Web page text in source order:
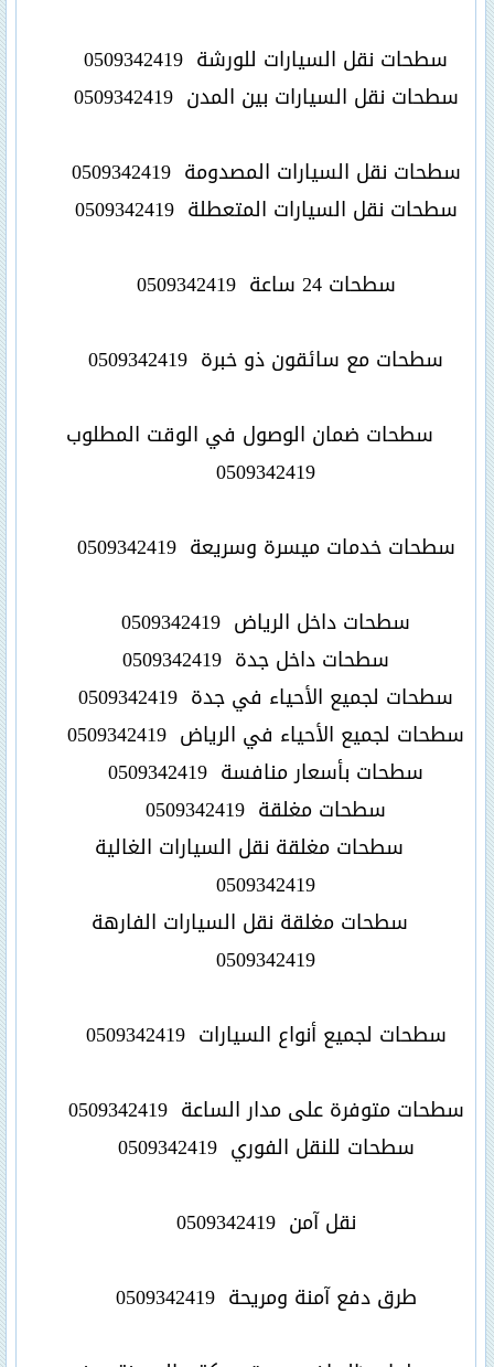
سطحات نقل السيارات للورشة 0509342419
سطحات نقل السيارات بين المدن0509342419
سطحات نقل السيارات المصدومة0509342419
سطحات نقل السيارات المتعطلة0509342419
سطحات 24 ساعة
0509342419
سطحات مع سائقون ذو خبرة 0509342419
سطحات ضمان الوصول في الوقت المطلوب
0509342419
سطحات خدمات ميسرة وسريعة0509342419
سطحات داخل الرياض 0509342419
سطحات داخل جدة 0509342419
سطحات لجميع الأحياء في جدة 0509342419
سطحات لجميع الأحياء في الرياض 0509342419
سطحات بأسعار منافسة 0509342419
سطحات مغلقة 0509342419
سطحات مغلقة نقل السيارات الغالية
0509342419
سطحات مغلقة نقل السيارات الفارهة
0509342419
سطحات لجميع أنواع السيارات0509342419
سطحات متوفرة على مدار الساعة0509342419
سطحات للنقل الفوري0509342419
نقل آمن0509342419
طرق دفع آمنة ومريحة0509342419